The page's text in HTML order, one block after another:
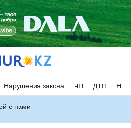
Нарушения закона ЧП ДТП
с нами